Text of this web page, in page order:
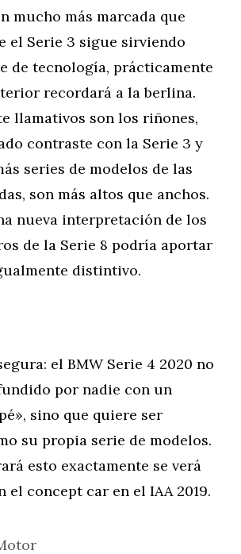
mucho más marcada que
el Serie 3 sigue sirviendo
de tecnología, prácticamente
recordará a la berlina.
llamativos son los riñones,
contraste con la Serie 3 y
series de modelos de las
son más altos que anchos.
nueva interpretación de los
de la Serie 8 podría aportar
distintivo.
el BMW Serie 4 2020 no
por nadie con un
sino que quiere ser
su propia serie de modelos.
esto exactamente se verá
el concept car en el IAA 2019.